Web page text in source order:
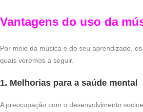
Vantagens do uso da
Por meio da música e do seu aprendizado,
quais veremos a seguir.
1. Melhorias para a saúde mental
A preocupação com o desenvolvimento